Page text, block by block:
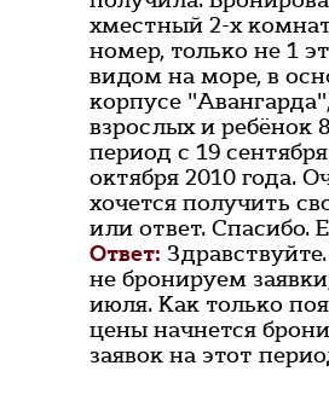
хместный 2-х
номер, только не 1
видом на море, в
корпусе
взрослых и ребёнок
период с 19
октября 2010 года.
хочется получить
или ответ. Спасибо.
Ответ:
не бронируем
июля. Как только
цены начнется
заявок на этот